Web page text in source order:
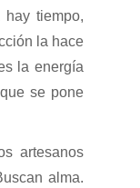
tiempo,
la hace
la energía
se pone
artesanos
alma.